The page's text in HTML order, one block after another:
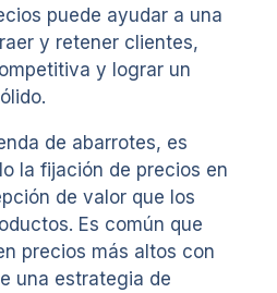
puede ayudar a una
y retener clientes,
y lograr un
de abarrotes, es
la fijación de precios en
de valor que los
Es común que
precios más altos con
una estrategia de